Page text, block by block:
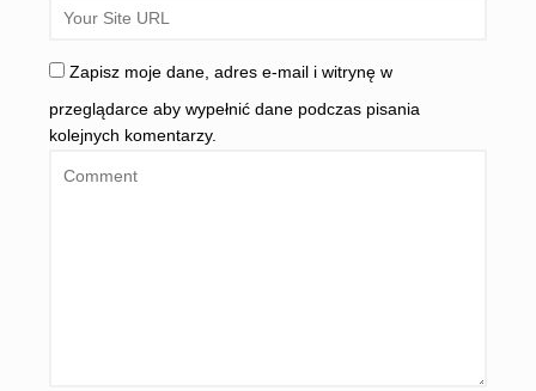
Zapisz moje dane, adres e-mail i witrynę w
przeglądarce aby wypełnić dane podczas pisania
kolejnych komentarzy.